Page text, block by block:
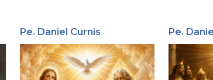
Pe. Daniel Curnis Pe.